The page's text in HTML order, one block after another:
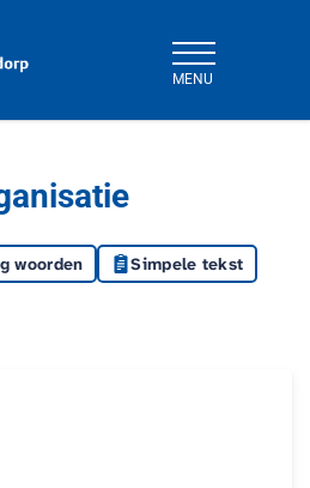
MENU
woorden
Simpele tekst